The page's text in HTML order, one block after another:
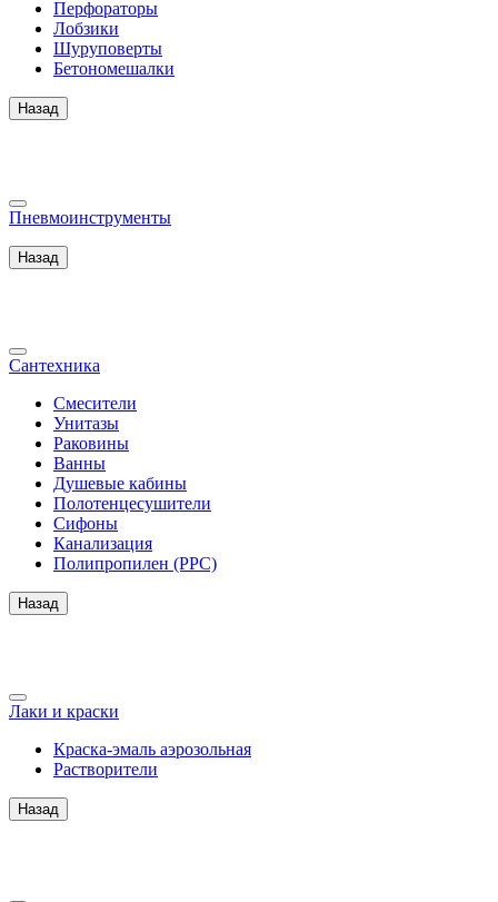
Перфораторы
Лобзики
Шуруповерты
Бетономешалки
Назад
Пневмоинструменты
Назад
Сантехника
Смесители
Унитазы
Раковины
Ванны
Душевые кабины
Полотенцесушители
Сифоны
Канализация
Полипропилен (PPC)
Назад
Лаки и краски
Краска-эмаль аэрозольная
Растворители
Назад